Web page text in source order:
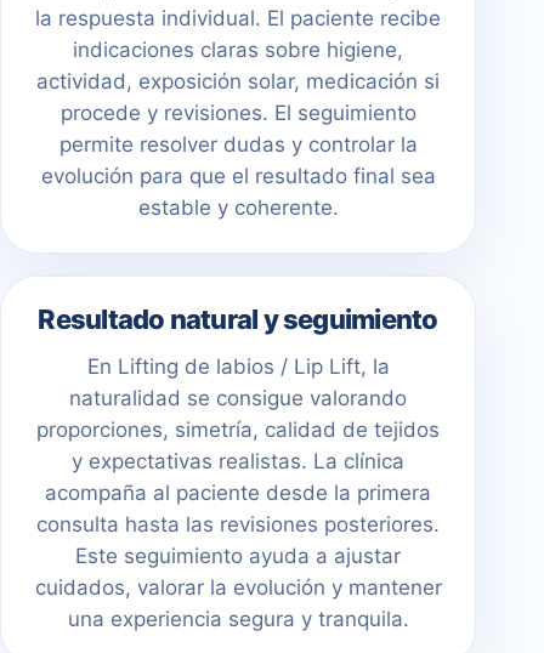
la respuesta individual. El paciente recibe
indicaciones claras sobre higiene,
actividad, exposición solar, medicación si
procede y revisiones. El seguimiento
permite resolver dudas y controlar la
evolución para que el resultado final sea
estable y coherente.
Resultado natural y seguimiento
En Lifting de labios / Lip Lift, la
naturalidad se consigue valorando
proporciones, simetría, calidad de tejidos
y expectativas realistas. La clínica
acompaña al paciente desde la primera
consulta hasta las revisiones posteriores.
Este seguimiento ayuda a ajustar
cuidados, valorar la evolución y mantener
una experiencia segura y tranquila.